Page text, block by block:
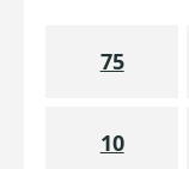
75
10